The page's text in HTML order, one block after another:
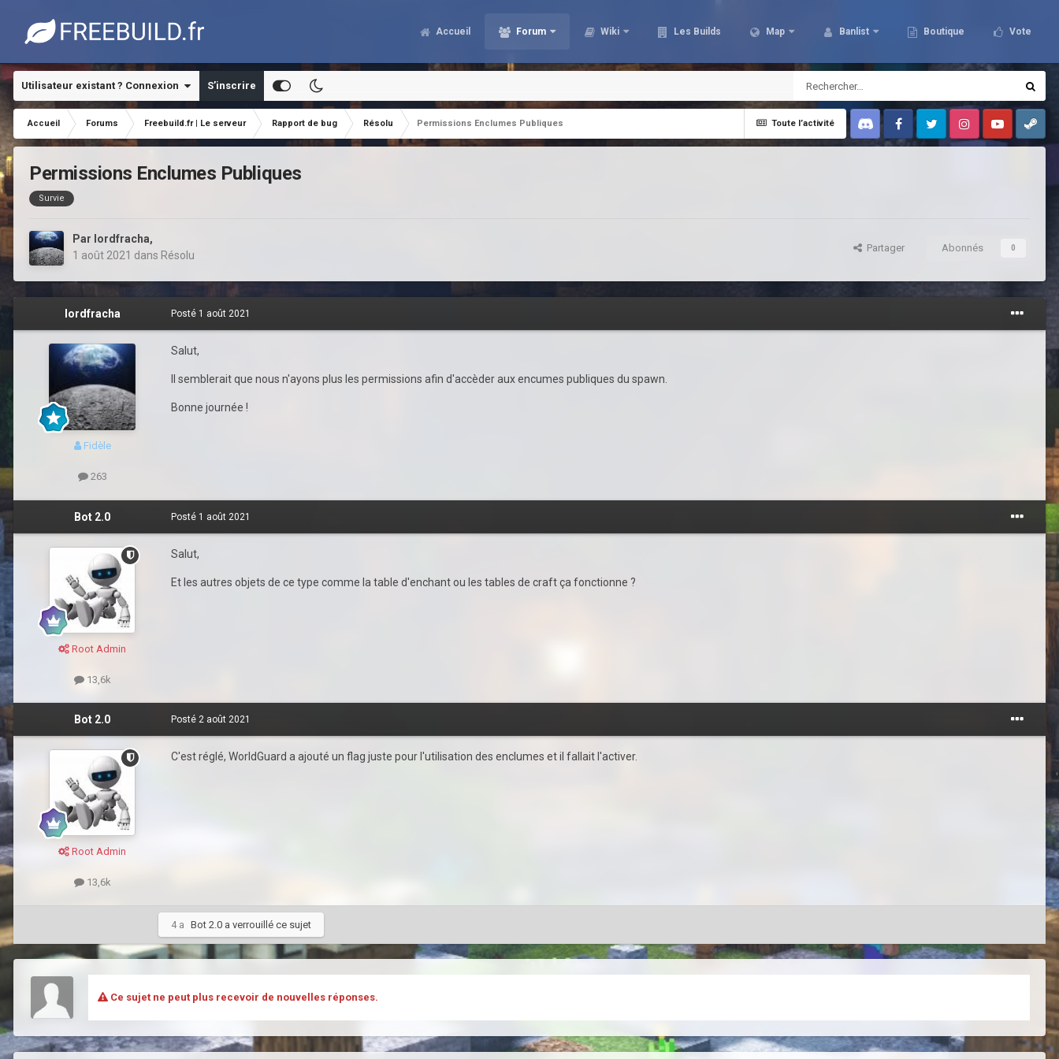
Accueil Forum Wiki Les Builds Map Banlist Boutique Vote
Utilisateur existant ? Connexion S’inscrire
Toute l’activité
Accueil Forums Freebuild.fr | Le serveur Rapport de bug Résolu
Permissions Enclumes Publiques
Discord FacebookTwitter InstagramYoutubeSteam
Permissions Enclumes Publiques
Survie
Par lordfracha,
1 août 2021 dans Résolu
Partager Abonnés 0
lordfracha
Fidèle
263
Posté 1 août 2021
Salut,
Il semblerait que nous n'ayons plus les permissions afin d'accèder aux encumes publiques du spawn.
Bonne journée !
Bot 2.0
Root Admin
13,6k
Posté 1 août 2021
Salut,
Et les autres objets de ce type comme la table d'enchant ou les tables de craft ça fonctionne ?
Bot 2.0
Root Admin
13,6k
Posté 2 août 2021
C'est réglé, WorldGuard a ajouté un flag juste pour l'utilisation des enclumes et il fallait l'activer.
4 a Bot 2.0 a verrouillé ce sujet
Ce sujet ne peut plus recevoir de nouvelles réponses.